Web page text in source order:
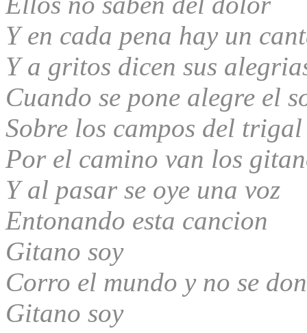
Y en cada pena hay un
Y a gritos dicen sus
Cuando se pone alegre el
Sobre los campos del trigal
Por el camino van los
Y al pasar se oye una voz
Entonando esta cancion
Gitano soy
Corro el mundo y no se
Gitano soy